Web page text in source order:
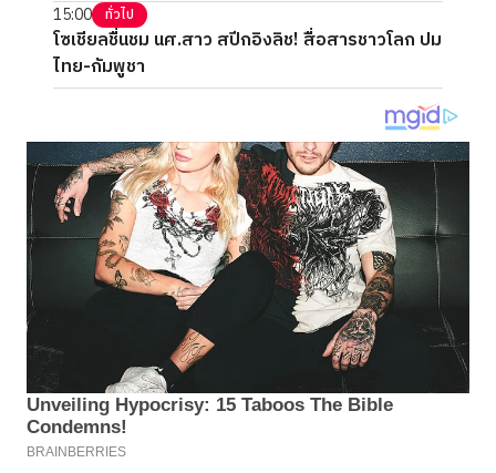
15:00 ทั่วไป
โซเชียลชื่นชม นศ.สาว สปีกอิงลิช! สื่อสารชาวโลก ปม
ไทย-กัมพูชา